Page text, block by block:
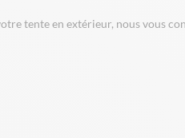
tente en extérieur, nous vous